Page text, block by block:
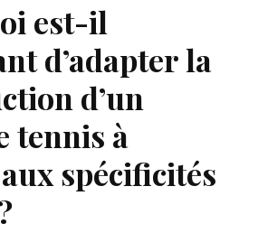
est-il
d’adapter la
d’un
tennis à
spécificités